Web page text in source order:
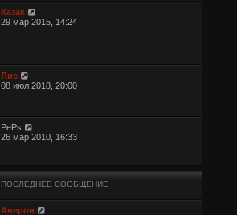
Казак
29 мар 2015, 14:24
Лис
08 июл 2018, 20:00
PePs
26 мар 2010, 16:33
ПОСЛЕДНЕЕ СООБЩЕНИЕ
Аверон